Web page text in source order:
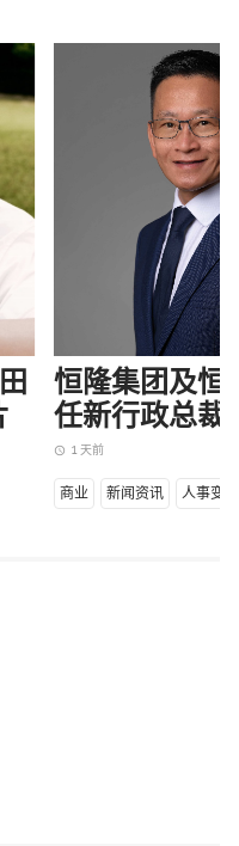
恒隆集团及恒
任新行政总裁
access_time 1 天前
商业 新闻资讯 人事变动